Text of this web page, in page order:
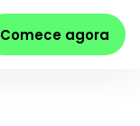
Comece agora